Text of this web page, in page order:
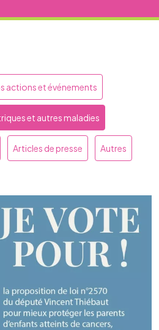
actions et événements
et autres maladies
Articles de presse Autres